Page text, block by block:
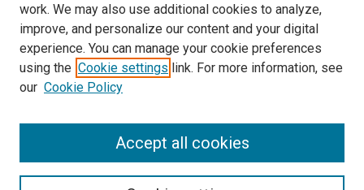
work. We may also use additional cookies to analyze,
improve, and personalize our content and your digital
experience. You can manage your cookie preferences
using the Cookie settings link. For more information, see
our Cookie Policy
Accept all cookies